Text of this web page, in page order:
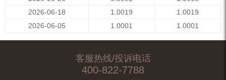
2026-06-18
1.0019
1.0019
2026-06-05
1.0001 1.0001
客服热线/投诉电话
400-822-7788